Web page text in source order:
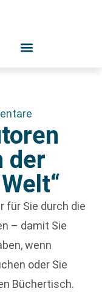
der
für Sie durch die
– damit Sie
wenn
oder Sie
Büchertisch.